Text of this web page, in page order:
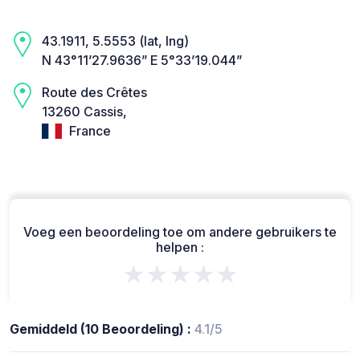
43.1911, 5.5553 (lat, lng)
N 43°11’27.9636” E 5°33’19.044”
Route des Crêtes
13260 Cassis,
France
Voeg een beoordeling toe om andere gebruikers te
helpen :
★★★★★
Gemiddeld (10 Beoordeling) : 4.1/5